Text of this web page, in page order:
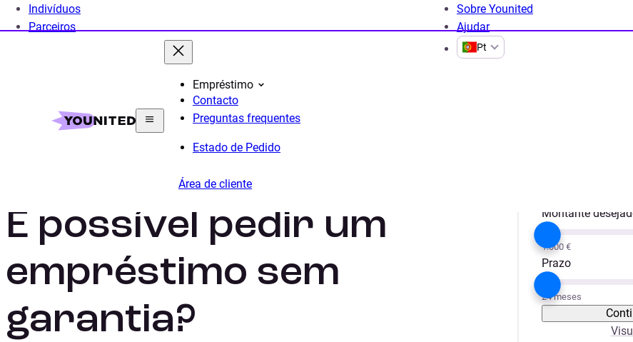
Indivíduos
Parceiros
Sobre Younited
Ajudar
Pt
Empréstimo
Contacto
Preguntas frequentes
Estado de Pedido
Área de cliente
Guia É possível pedir um empréstimo sem garantia?
É possível pedir um
empréstimo sem
garantia?
Montante
1.000 €
Prazo
24 meses